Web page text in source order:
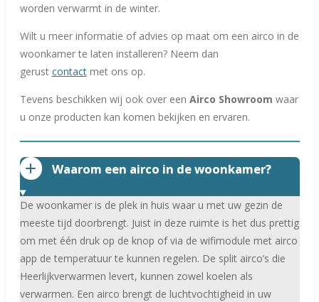
worden verwarmt in de winter.
Wilt u meer informatie of advies op maat om een airco in de
woonkamer te laten installeren? Neem dan
gerust contactmet ons op.
Tevens beschikken wij ook over een Airco Showroom waar
u onze producten kan komen bekijken en ervaren.
Waarom een airco in de woonkamer?
De woonkamer is de plek in huis waar u met uw gezin de
meeste tijd doorbrengt. Juist in deze ruimte is het dus prettig
om met één druk op de knop of via de wifimodule met airco
app de temperatuur te kunnen regelen. De split airco’s die
Heerlijkverwarmen levert, kunnen zowel koelen als
verwarmen. Een airco brengt de luchtvochtigheid in uw